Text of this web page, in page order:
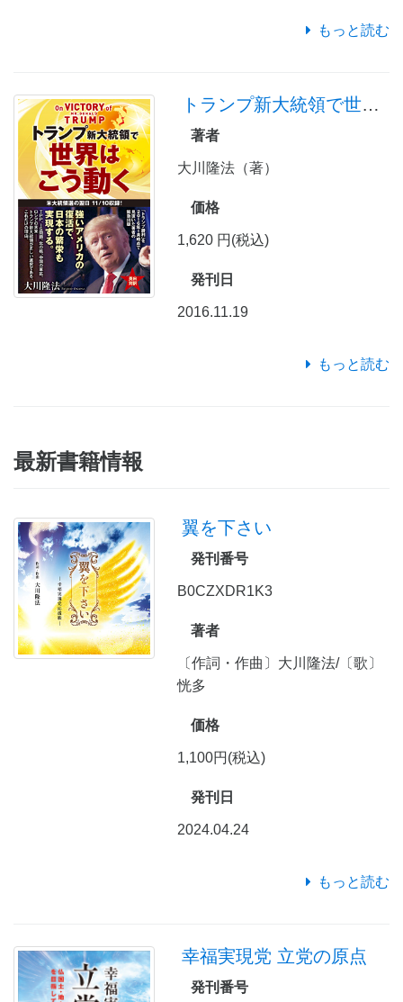
もっと読む
トランプ新大統領で世界はこう動く
著者
大川隆法（著）
価格
1,620 円(税込)
発刊日
2016.11.19
もっと読む
最新書籍情報
翼を下さい
発刊番号
B0CZXDR1K3
著者
〔作詞・作曲〕大川隆法/〔歌〕
恍多
価格
1,100円(税込)
発刊日
2024.04.24
もっと読む
幸福実現党 立党の原点
発刊番号